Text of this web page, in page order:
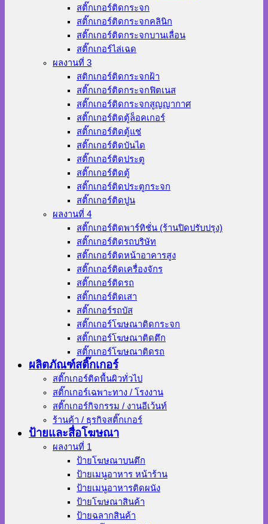
สติ๊กเกอร์ติดกระจก
สติ๊กเกอร์ติดกระจกคลินิก
สติ๊กเกอร์ติดกระจกบานเลื่อน
สติ๊กเกอร์ไล่เฉด
ผลงานที่ 3
สติกเกอร์ติดกระจกฝ้า
สติ๊กเกอร์ติดกระจกฟิตเนส
สติ๊กเกอร์ติดกระจกสูญญากาศ
สติ๊กเกอร์ติดตู้ล็อคเกอร์
สติ๊กเกอร์ติดตู้แช่
สติ๊กเกอร์ติดบันได
สติ๊กเกอร์ติดประตู
สติ๊กเกอร์ติดตู้
สติ๊กเกอร์ติดประตูกระจก
สติ๊กเกอร์ติดปูน
ผลงานที่ 4
สติ๊กเกอร์ติดพาร์ทิชั่น (ร้านปิดปรับปรุง)
สติ๊กเกอร์ติดรถบริษัท
สติ๊กเกอร์ติดหน้าอาคารสูง
สติ๊กเกอร์ติดเครื่องจักร
สติ๊กเกอร์ติดรถ
สติ๊กเกอร์ติดเสา
สติ๊กเกอร์รถบัส
สติ๊กเกอร์โฆษณาติดกระจก
สติ๊กเกอร์โฆษณาติดตึก
สติ๊กเกอร์โฆษณาติดรถ
ผลิตภัณฑ์สติ๊กเกอร์
สติ๊กเกอร์ติดพื้นผิวทั่วไป
สติ๊กเกอร์เฉพาะทาง / โรงงาน
สติ๊กเกอร์กิจกรรม / งานอีเว้นท์
ร้านค้า / ธุรกิจสติ๊กเกอร์
ป้ายและสื่อโฆษณา
ผลงานที่ 1
ป้ายโฆษณาบนตึก
ป้ายเมนูอาหาร หน้าร้าน
ป้ายเมนูอาหารติดผนัง
ป้ายโฆษณาสินค้า
ป้ายฉลากสินค้า